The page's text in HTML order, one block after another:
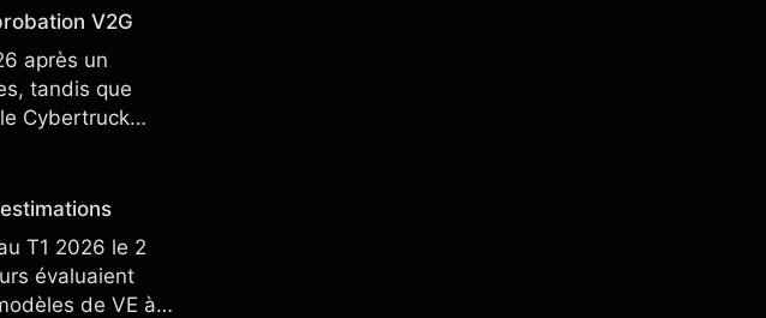
V2G
après un
tandis que
Cybertruck
T1 2026 le 2
évaluaient
de VE à